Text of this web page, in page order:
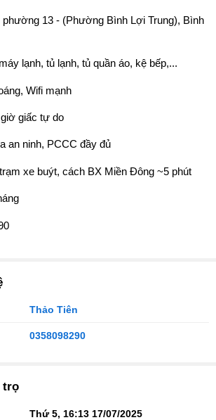
phường 13 - (Phường Bình Lợi Trung), Bình
lạnh, tủ lạnh, tủ quần áo, kệ bếp,...
Wifi mạnh
giấc tự do
an ninh, PCCC đầy đủ
xe buýt, cách BX Miền Đông ~5 phút
Thảo Tiên
0358098290
trọ
Thứ 5, 16:13 17/07/2025